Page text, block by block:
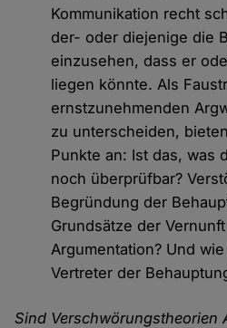
Kommunikation recht
der- oder diejenige die
einzusehen, dass er
liegen könnte. Als
ernstzunehmenden
zu unterscheiden,
Punkte an: Ist das, was
noch überprüfbar?
Begründung der
Grundsätze der
Argumentation? Und
Vertreter der
Sind Verschwörungstheorien